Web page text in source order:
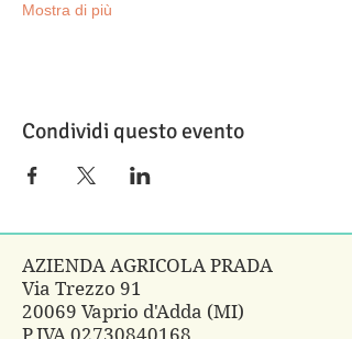
Mostra di più
Condividi questo evento
AZIENDA AGRICOLA PRADA
Via Trezzo 91
20069 Vaprio d'Adda (MI)